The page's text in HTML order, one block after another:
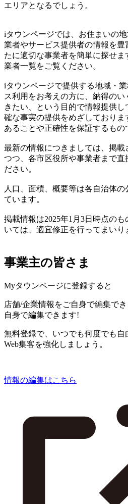
エリアとなるでしょう。
iタウンページでは、お住まいの
業者やサービス提供者の情報を
たに適切な事業者を簡単に探せ
業者一覧をご覧ください。
iタウンページで提供する地域・
ス利用をお考えの方に、納得の
きたい、という目的で情報提供
確な事実の提供をめざしており
あることや正確性を保証するもの
最新の情報につきましては、掲
つつ、各市区役所や事業者まで直
ださい。
人口、面積、概要等は各自治体
ています。
掲載情報は2025年1月3日時点の
いては、適宜修正を行ってまいり
事業主の皆さま
Myタウンページに登録すると
店舗/企業情報をご自身で編集で
自身で編集できます!
無料登録で、いつでも何度でも自
Web集客を強化しましょう。
情報の編集はこちら